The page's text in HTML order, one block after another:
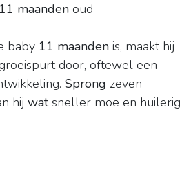
11 maanden oud
baby 11 maanden is, maakt hij
door, oftewel een
Sprong zeven
hij watsneller moe en huilerig